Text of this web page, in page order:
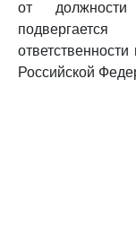
от
Российской